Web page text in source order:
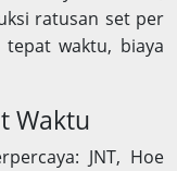
ratusan set per
waktu, biaya
Waktu
JNT, Hoe